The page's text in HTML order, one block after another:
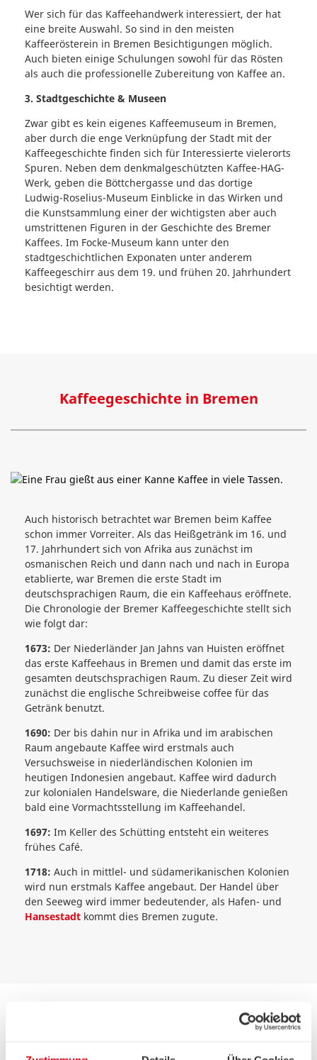
Wer sich für das Kaffeehandwerk interessiert, der hat
eine breite Auswahl. So sind in den meisten
Kaffeerösterein in Bremen Besichtigungen möglich.
Auch bieten einige Schulungen sowohl für das Rösten
als auch die professionelle Zubereitung von Kaffee an.
3. Stadtgeschichte & Museen
Zwar gibt es kein eigenes Kaffeemuseum in Bremen,
aber durch die enge Verknüpfung der Stadt mit der
Kaffeegeschichte finden sich für Interessierte vielerorts
Spuren. Neben dem denkmalgeschützten Kaffee-HAG-
Werk, geben die Böttchergasse und das dortige
Ludwig-Roselius-Museum Einblicke in das Wirken und
die Kunstsammlung einer der wichtigsten aber auch
umstrittenen Figuren in der Geschichte des Bremer
Kaffees. Im Focke-Museum kann unter den
stadtgeschichtlichen Exponaten unter anderem
Kaffeegeschirr aus dem 19. und frühen 20. Jahrhundert
besichtigt werden.
Kaffeegeschichte in Bremen
Auch historisch betrachtet war Bremen beim Kaffee
schon immer Vorreiter. Als das Heißgetränk im 16. und
17. Jahrhundert sich von Afrika aus zunächst im
osmanischen Reich und dann nach und nach in Europa
etablierte, war Bremen die erste Stadt im
deutschsprachigen Raum, die ein Kaffeehaus eröffnete.
Die Chronologie der Bremer Kaffeegeschichte stellt sich
wie folgt dar:
1673: Der Niederländer Jan Jahns van Huisten eröffnet
das erste Kaffeehaus in Bremen und damit das erste im
gesamten deutschsprachigen Raum. Zu dieser Zeit wird
zunächst die englische Schreibweise coffee für das
Getränk benutzt.
1690: Der bis dahin nur in Afrika und im arabischen
Raum angebaute Kaffee wird erstmals auch
Versuchsweise in niederländischen Kolonien im
heutigen Indonesien angebaut. Kaffee wird dadurch
zur kolonialen Handelsware, die Niederlande genießen
bald eine Vormachtsstellung im Kaffeehandel.
1697: Im Keller des Schütting entsteht ein weiteres
frühes Café.
1718: Auch in mittlel- und südamerikanischen Kolonien
wird nun erstmals Kaffee angebaut. Der Handel über
den Seeweg wird immer bedeutender, als Hafen- und
Hansestadt kommt dies Bremen zugute.